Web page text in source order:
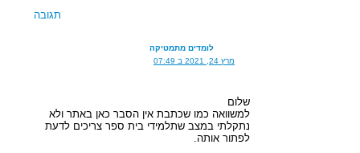
תגובה
לומדים מתמטיקה
מרץ 24, 2021 ב 07:49
שלום
למשוואה כמו שכתבת אין הסבר כאן באתר ולא
נתקלתי במצב שתלמידי בית ספר צריכים לדעת
לפתור אותה.